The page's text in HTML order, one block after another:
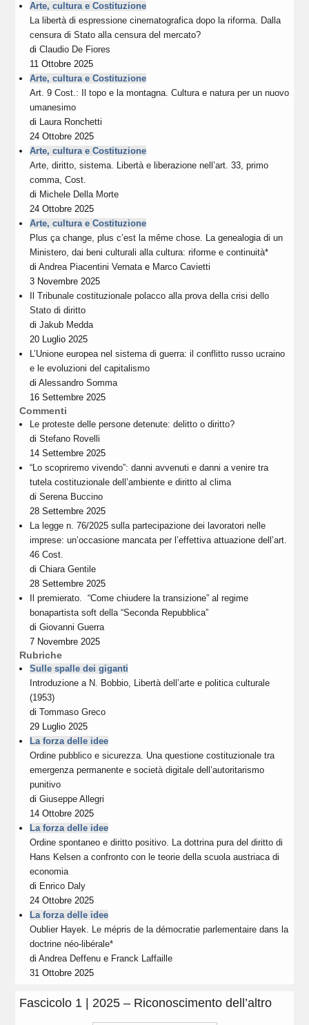
Arte, cultura e Costituzione
La libertà di espressione cinematografica dopo la riforma. Dalla
censura di Stato alla censura del mercato?
diClaudio De Fiores
11 Ottobre 2025
Arte, cultura e Costituzione
Art. 9 Cost.: Il topo e la montagna. Cultura e natura per un nuovo
umanesimo
di Laura Ronchetti
24 Ottobre 2025
Arte, cultura e Costituzione
Arte, diritto, sistema. Libertà e liberazione nell’art. 33, primo
comma, Cost.
di Michele Della Morte
24 Ottobre 2025
Arte, cultura e Costituzione
Plus ça change, plus c’est la même chose. La genealogia di un
Ministero, dai beni culturali alla cultura: riforme e continuità*
diAndrea Piacentini Vernatae Marco Cavietti
3 Novembre 2025
Il Tribunale costituzionale polacco alla prova della crisi dello
Stato di diritto
diJakub Medda
20 Luglio 2025
L’Unione europea nel sistema di guerra: il conflitto russo ucraino
e le evoluzioni del capitalismo
diAlessandro Somma
16 Settembre 2025
Commenti
Le proteste delle persone detenute: delitto o diritto?
diStefano Rovelli
14 Settembre 2025
“Lo scopriremo vivendo”: danni avvenuti e danni a venire tra
tutela costituzionale dell’ambiente e diritto al clima
diSerena Buccino
28 Settembre 2025
La legge n. 76/2025 sulla partecipazione dei lavoratori nelle
imprese: un’occasione mancata per l’effettiva attuazione dell’art.
46 Cost.
diChiara Gentile
28 Settembre 2025
Il premierato. “Come chiudere la transizione” al regime
bonapartista soft della “Seconda Repubblica”
diGiovanni Guerra
7 Novembre 2025
Rubriche
Sulle spalle dei giganti
Introduzione a N. Bobbio, Libertà dell’arte e politica culturale
(1953)
diTommaso Greco
29 Luglio 2025
La forza delle idee
Ordine pubblico e sicurezza. Una questione costituzionale tra
emergenza permanente e società digitale dell’autoritarismo
punitivo
diGiuseppe Allegri
14 Ottobre 2025
La forza delle idee
Ordine spontaneo e diritto positivo. La dottrina pura del diritto di
Hans Kelsen a confronto con le teorie della scuola austriaca di
economia
di Enrico Daly
24 Ottobre 2025
La forza delle idee
Oublier Hayek. Le mépris de la démocratie parlementaire dans la
doctrine néo-libérale*
diAndrea Deffenu e Franck Laffaille
31 Ottobre 2025
Fascicolo 1 | 2025 – Riconoscimento dell’altro